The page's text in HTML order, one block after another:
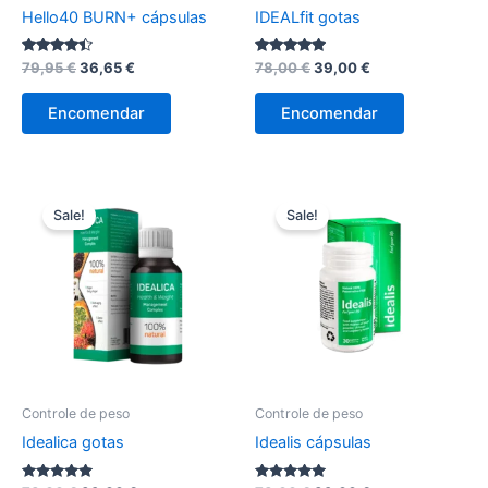
Hello40 BURN+ cápsulas
Avaliação
4.33
de 5
79,95€O
original
era:
36,65€
é:
Encomendar
IDEALfit gotas
Avaliação
4.89
de 5
78,00€O
original
era:
39,00€
é:
Encomendar
Sale!
Controle de peso
Idealica gotas
Sale!
Controle de peso
Idealis cápsulas